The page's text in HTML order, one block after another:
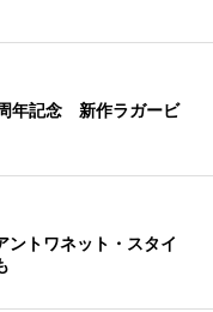
年記念 新作ラガービ
ントワネット・スタイ